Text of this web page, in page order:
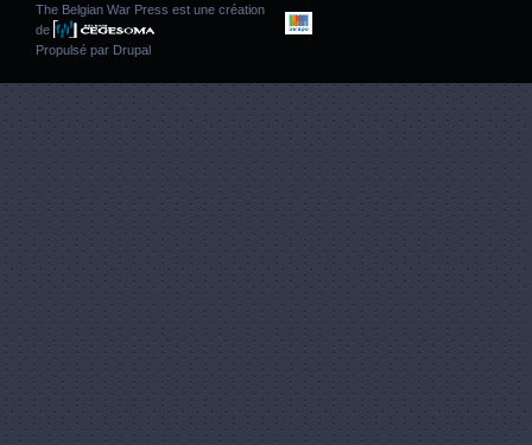
The Belgian War Press est une création
de
Propulsé par Drupal